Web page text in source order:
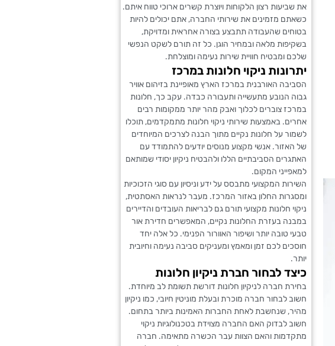
את שביעות רצון הלקוחות ויוצרת קשרים ארוכי טווח איתם.
כשאתם מזמינים את שירותי החברה, אתם יכולים להיות
בטוחים שהעבודה תתבצע בצורה אחראית ומדויקת,
בשקיפות מלאה ובמחיר הוגן. כל זה תורם לשקט הנפשי
שלכם ומבטיח חוויית שירות נעימה ומוצלחת.
יתרונות ניקוי חלונות במרכז
הסביבה האורבנית במרכז הארץ מאופיינת בזיהום אוויר
גבוה הנובע מתעשייה ותעבורה כבדה. עקב כך, חלונות
במרכז צוברים לכלוך ואבק מהר יותר ממקומות רבים
אחרים. באמצעות שירותי ניקוי חלונות מתמקדמים, תוכלו
לשמור על חלונות נקיים מתוך הבנה לצרכים המיוחדים
של האזור. אנשי מקצוע מנוסים יודעים להתמודד עם
האתגרים הסביבתיים הללו ולהבטיח ניקיון יסודי שמותאם
למאפייני המקום.
השירות המקצועי מתבסס על ידע וניסיון עם סוגי הזכוכיות
ומסגרות החלון באזור המרכז. מעבר לנראות האסתטית,
ניקוי חלונות מקצועי תורם גם לבריאות העובדים והדיירים
במבנה בעזרת החלונות נקיים, המאפשרים חדירת אור
טבעי טובה יותר ושיפור האוורור הפנימי. כל אלה יחד
חוסכים לכם זמן ומאמץ ומעניקים סביבה נעימה וחיובית
יותר.
כיצד לבחור חברת ניקיון חלונות
בחירת חברה לניקיון חלונות דורשת תשומת לב מיוחדת.
חשוב לבחור חברה מוכרת ובעלת מוניטין חיובי, כמו ניקיון
מהיר, שנחשבת לאחת החברות האמינות ביותר בתחום.
חשוב לבדוק האם החברה מצוידת בטכנולוגיות ניקוי
מתקדמות והאם הצוות עבר הכשרה מתאימה. חברה